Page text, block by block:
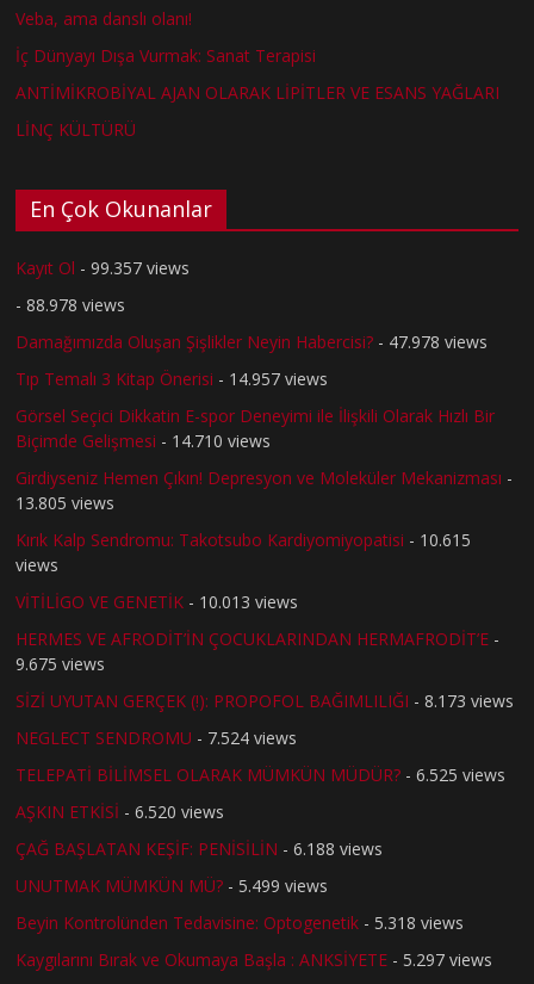
Veba, ama danslı olanı!
İç Dünyayı Dışa Vurmak: Sanat Terapisi
ANTİMİKROBİYAL AJAN OLARAK LİPİTLER VE ESANS YAĞLARI
LİNÇ KÜLTÜRÜ
En Çok Okunanlar
Kayıt Ol - 99.357 views
- 88.978 views
Damağımızda Oluşan Şişlikler Neyin Habercisi? - 47.978 views
Tıp Temalı 3 Kitap Önerisi - 14.957 views
Görsel Seçici Dikkatin E-spor Deneyimi ile İlişkili Olarak Hızlı Bir
Biçimde Gelişmesi - 14.710 views
Girdiyseniz Hemen Çıkın! Depresyon ve Moleküler Mekanizması -
13.805 views
Kırık Kalp Sendromu: Takotsubo Kardiyomiyopatisi - 10.615
views
VİTİLİGO VE GENETİK - 10.013 views
HERMES VE AFRODİT’İN ÇOCUKLARINDAN HERMAFRODİT’E -
9.675 views
SİZİ UYUTAN GERÇEK (!): PROPOFOL BAĞIMLILIĞI - 8.173 views
NEGLECT SENDROMU - 7.524 views
TELEPATİ BİLİMSEL OLARAK MÜMKÜN MÜDÜR? - 6.525 views
AŞKIN ETKİSİ - 6.520 views
ÇAĞ BAŞLATAN KEŞİF: PENİSİLİN - 6.188 views
UNUTMAK MÜMKÜN MÜ? - 5.499 views
Beyin Kontrolünden Tedavisine: Optogenetik - 5.318 views
Kaygılarını Bırak ve Okumaya Başla : ANKSİYETE - 5.297 views